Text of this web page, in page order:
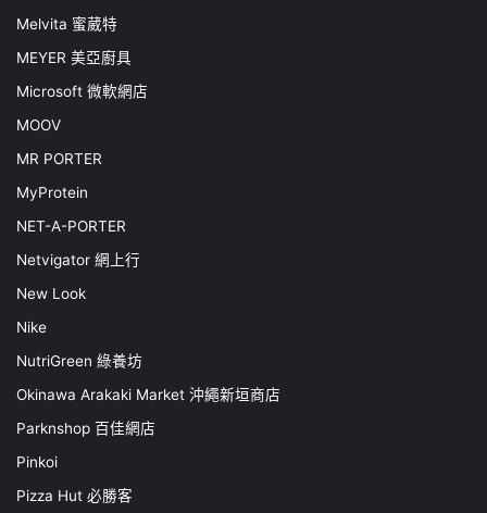
Melvita 蜜葳特
MEYER 美亞廚具
Microsoft 微軟網店
MOOV
MR PORTER
MyProtein
NET-A-PORTER
Netvigator 網上行
New Look
Nike
NutriGreen 綠養坊
Okinawa Arakaki Market 沖繩新垣商店
Parknshop 百佳網店
Pinkoi
Pizza Hut 必勝客